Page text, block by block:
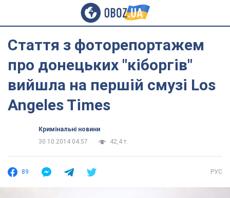
Стаття з фоторепортажем
про донецьких "кіборгів"
вийшла на першій смузі Los
Angeles Times
Кримінальні новини
30.10.2014 04:57
42,4 т.
89 РУС